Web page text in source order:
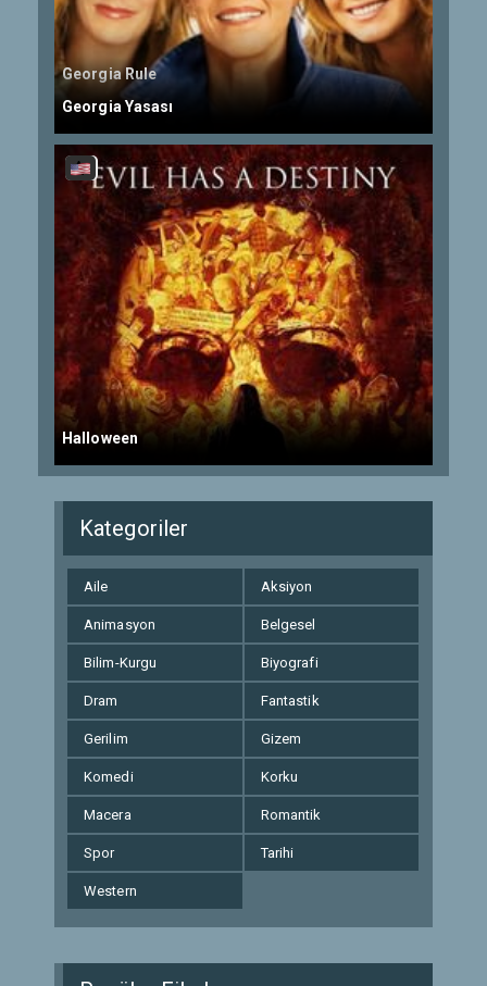
Georgia Rule
Georgia Yasası
Halloween
Kategoriler
Aile Aksiyon
Animasyon Belgesel
Bilim-Kurgu Biyografi
Dram Fantastik
Gerilim Gizem
Komedi Korku
Macera Romantik
Spor Tarihi
Western